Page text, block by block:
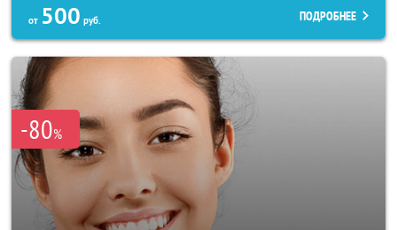
от 500 руб. ПОДРОБНЕЕ
-80%